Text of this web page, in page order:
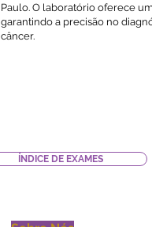
Paulo. O laboratório oferece
garantindo a precisão no
câncer.
ÍNDICE DE EXAMES